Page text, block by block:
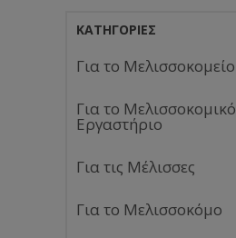
ΚΑΤΗΓΟΡΊΕΣ
Για το Μελισσοκομείο
Για το Μελισσοκομικό
Εργαστήριο
Για τις Μέλισσες
Για το Μελισσοκόμο